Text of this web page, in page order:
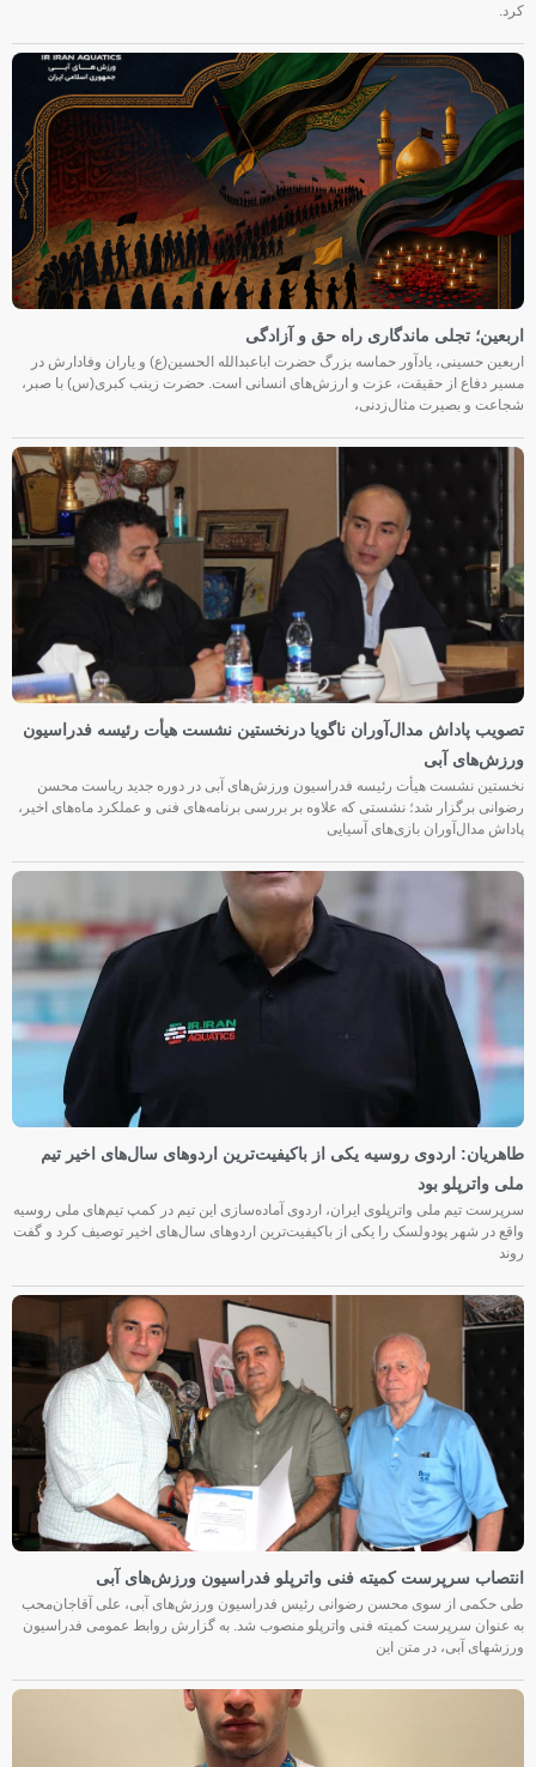
کرد.
اربعین؛ تجلی ماندگاری راه حق و آزادگی
اربعین حسینی، یادآور حماسه بزرگ حضرت اباعبدالله الحسین(ع) و یاران وفادارش در
مسیر دفاع از حقیقت، عزت و ارزش‌های انسانی است. حضرت زینب کبری(س) با صبر،
شجاعت و بصیرت مثال‌زدنی،
تصویب پاداش مدال‌آوران ناگویا درنخستین نشست هیأت رئیسه فدراسیون
ورزش‌های آبی
نخستین نشست هیأت رئیسه فدراسیون ورزش‌های آبی در دوره جدید ریاست محسن
رضوانی برگزار شد؛ نشستی که علاوه بر بررسی برنامه‌های فنی و عملکرد ماه‌های اخیر،
پاداش مدال‌آوران بازی‌های آسیایی
طاهریان: اردوی روسیه یکی از باکیفیت‌ترین اردوهای سال‌های اخیر تیم
ملی واترپلو بود
سرپرست تیم ملی واترپلوی ایران، اردوی آماده‌سازی این تیم در کمپ تیم‌های ملی روسیه
واقع در شهر پودولسک را یکی از باکیفیت‌ترین اردوهای سال‌های اخیر توصیف کرد و گفت
روند
انتصاب سرپرست کمیته فنی واترپلو فدراسیون ورزش‌های آبی
طی حکمی از سوی محسن رضوانی رئیس فدراسیون ورزش‌های آبی، علی آقاجان‌محب
به عنوان سرپرست کمیته فنی واترپلو منصوب شد. به گزارش روابط عمومی فدراسیون
ورزشهای آبی، در متن این